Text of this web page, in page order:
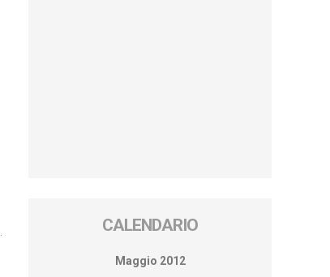
CALENDARIO
Maggio 2012